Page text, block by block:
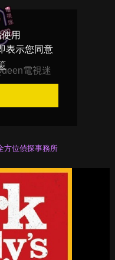
用
表示您同意
電視迷
方位偵探事務所